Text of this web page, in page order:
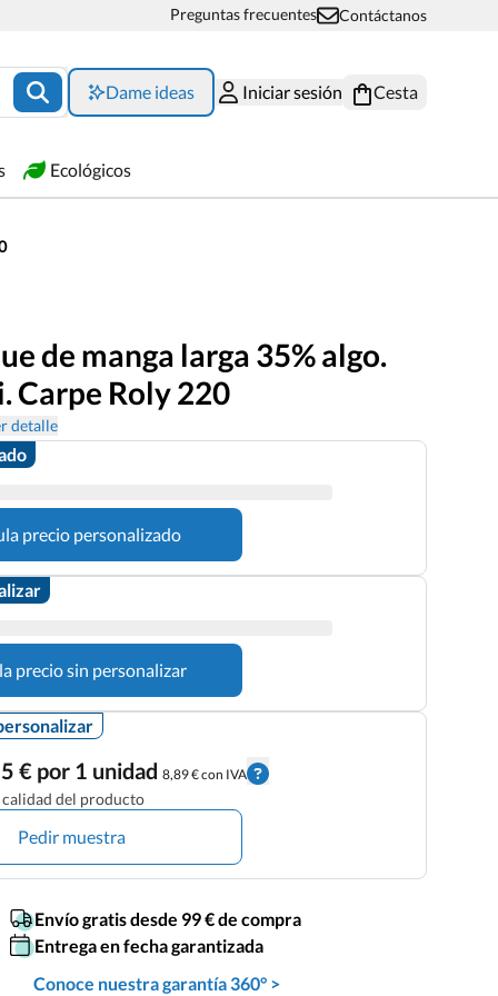
Preguntas frecuentes Contáctanos
Dame ideas Iniciar sesión Cesta
Ecológicos
de manga larga 35% algo.
Carpe Roly 220
detalle
precio personalizado
precio sin personalizar
€ por 1 unidad 8,89 € con IVA
del producto
Pedir muestra
Envío gratis desde 99 € de compra
Entrega en fecha garantizada
Conoce nuestra garantía 360° >